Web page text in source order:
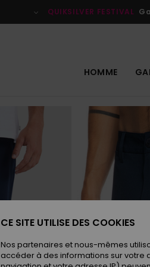
QUIKSILVER FESTIVAL
HOMME
CE SITE UTILISE DES COOKIES
Nos partenaires et nous-mêmes
accéder à des informations sur